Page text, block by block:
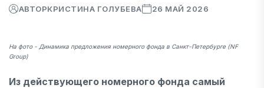
АВТОРКРИСТИНА ГОЛУБЕВА 26 МАЙ 2026
На фото - Динамика предложения номерного фонда в Санкт-Петербурге (NF
Group)
Из действующего номерного фонда самый